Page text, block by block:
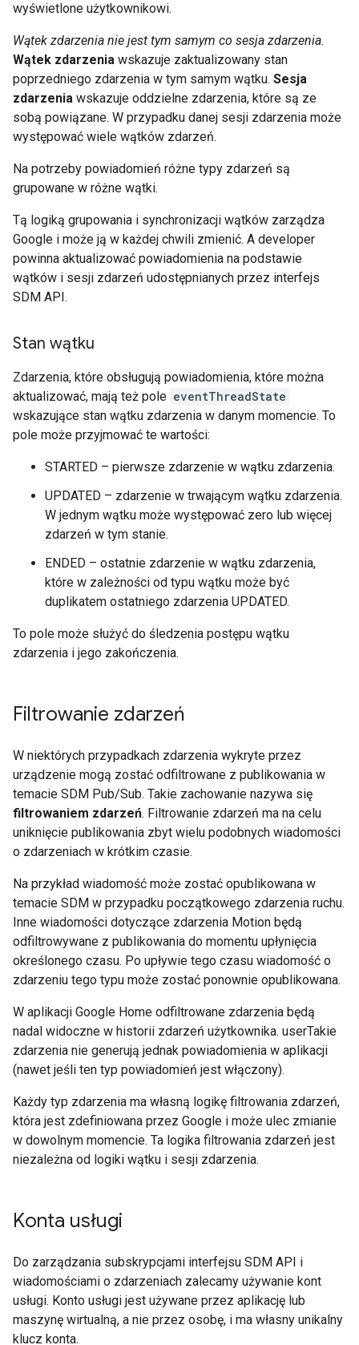
wyświetlone użytkownikowi.
Wątek zdarzenia nie jest tym samym co sesja zdarzenia.
Wątek zdarzenia wskazuje zaktualizowany stan
poprzedniego zdarzenia w tym samym wątku. Sesja
zdarzenia wskazuje oddzielne zdarzenia, które są ze
sobą powiązane. W przypadku danej sesji zdarzenia może
występować wiele wątków zdarzeń.
Na potrzeby powiadomień różne typy zdarzeń są
grupowane w różne wątki.
Tą logiką grupowania i synchronizacji wątków zarządza
Google i może ją w każdej chwili zmienić. A developer
powinna aktualizować powiadomienia na podstawie
wątków i sesji zdarzeń udostępnianych przez interfejs
SDM API.
Stan wątku
Zdarzenia, które obsługują powiadomienia, które można
aktualizować, mają też pole eventThreadState
wskazujące stan wątku zdarzenia w danym momencie. To
pole może przyjmować te wartości:
STARTED – pierwsze zdarzenie w wątku zdarzenia.
UPDATED – zdarzenie w trwającym wątku zdarzenia.
W jednym wątku może występować zero lub więcej
zdarzeń w tym stanie.
ENDED – ostatnie zdarzenie w wątku zdarzenia,
które w zależności od typu wątku może być
duplikatem ostatniego zdarzenia UPDATED.
To pole może służyć do śledzenia postępu wątku
zdarzenia i jego zakończenia.
Filtrowanie zdarzeń
W niektórych przypadkach zdarzenia wykryte przez
urządzenie mogą zostać odfiltrowane z publikowania w
temacie SDM Pub/Sub. Takie zachowanie nazywa się
filtrowaniem zdarzeń. Filtrowanie zdarzeń ma na celu
uniknięcie publikowania zbyt wielu podobnych wiadomości
o zdarzeniach w krótkim czasie.
Na przykład wiadomość może zostać opublikowana w
temacie SDM w przypadku początkowego zdarzenia ruchu.
Inne wiadomości dotyczące zdarzenia Motion będą
odfiltrowywane z publikowania do momentu upłynięcia
określonego czasu. Po upływie tego czasu wiadomość o
zdarzeniu tego typu może zostać ponownie opublikowana.
W aplikacji Google Home odfiltrowane zdarzenia będą
nadal widoczne w historii zdarzeń użytkownika. userTakie
zdarzenia nie generują jednak powiadomienia w aplikacji
(nawet jeśli ten typ powiadomień jest włączony).
Każdy typ zdarzenia ma własną logikę filtrowania zdarzeń,
która jest zdefiniowana przez Google i może ulec zmianie
w dowolnym momencie. Ta logika filtrowania zdarzeń jest
niezależna od logiki wątku i sesji zdarzenia.
Konta usługi
Do zarządzania subskrypcjami interfejsu SDM API i
wiadomościami o zdarzeniach zalecamy używanie kont
usługi. Konto usługi jest używane przez aplikację lub
maszynę wirtualną, a nie przez osobę, i ma własny unikalny
klucz konta.